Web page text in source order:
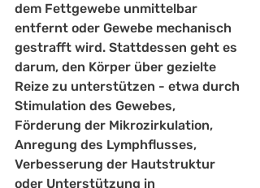
dem Fettgewebe unmittelbar
entfernt oder Gewebe mechanisch
gestrafft wird. Stattdessen geht es
darum, den Körper über gezielte
Reize zu unterstützen - etwa durch
Stimulation des Gewebes,
Förderung der Mikrozirkulation,
Anregung des Lymphflusses,
Verbesserung der Hautstruktur
oder Unterstützung in